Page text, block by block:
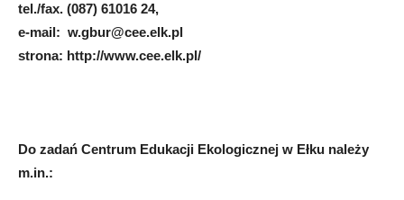
tel./fax. (087) 61016 24,
e-mail: w.gbur@cee.elk.pl
strona: http://www.cee.elk.pl/
Do zadań Centrum Edukacji Ekologicznej w Ełku należy
m.in.: